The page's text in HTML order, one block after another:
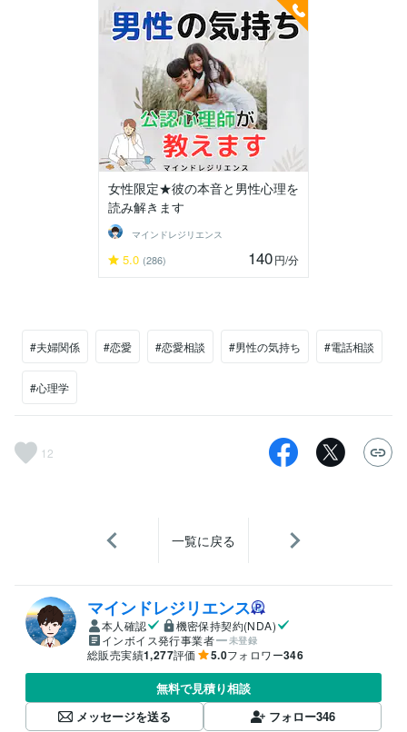
女性限定★彼の本音と男性心理を
読み解きます
マインドレジリエンス
5.0 (286) 140円/分
#夫婦関係 #恋愛 #恋愛相談 #男性の気持ち #電話相談
#心理学
12
一覧に戻る
マインドレジリエンス
本人確認
機密保持契約(NDA)
インボイス発行事業者
未登録
総販売実績1,277評価 5.0フォロワー346
無料で見積り相談
メッセージを送る
フォロー346